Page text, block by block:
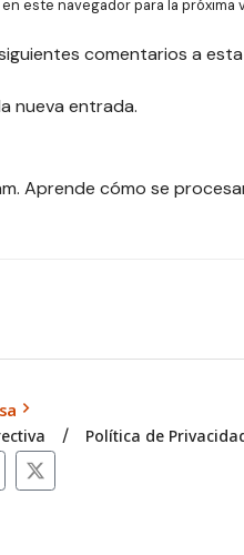
este navegador para la próxima
comentarios a
nueva entrada.
Aprende cómo se
Política de